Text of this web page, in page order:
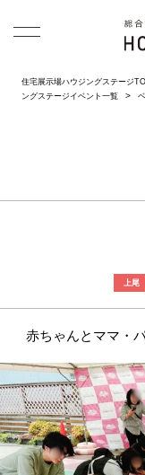
住宅展示場ハウジングステージ
ングステージイベント一覧
上尾
赤ちゃんとママ・